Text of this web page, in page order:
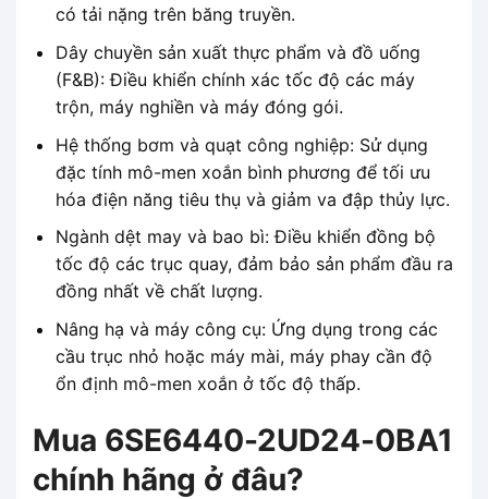
có tải nặng trên băng truyền.
Dây chuyền sản xuất thực phẩm và đồ uống
(F&B): Điều khiển chính xác tốc độ các máy
trộn, máy nghiền và máy đóng gói.
Hệ thống bơm và quạt công nghiệp: Sử dụng
đặc tính mô-men xoắn bình phương để tối ưu
hóa điện năng tiêu thụ và giảm va đập thủy lực.
Ngành dệt may và bao bì: Điều khiển đồng bộ
tốc độ các trục quay, đảm bảo sản phẩm đầu ra
đồng nhất về chất lượng.
Nâng hạ và máy công cụ: Ứng dụng trong các
cầu trục nhỏ hoặc máy mài, máy phay cần độ
ổn định mô-men xoắn ở tốc độ thấp.
Mua 6SE6440-2UD24-0BA1
chính hãng ở đâu?